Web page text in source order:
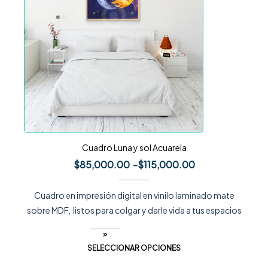
Cuadro Luna y sol Acuarela
$85,000.00 -$115,000.00
Cuadro en impresión digital en vinilo laminado mate
sobre MDF, listos para colgar y darle vida a tus espacios
SELECCIONAR OPCIONES